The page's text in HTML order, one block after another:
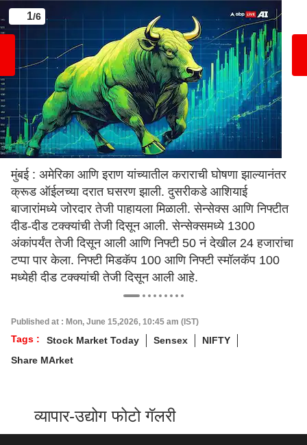
1/6
मुंबई : अमेरिका आणि इराण यांच्यातील कराराची घोषणा झाल्यानंतर
क्रूड ऑईलच्या दरात घसरण झाली. दुसरीकडे आशियाई
बाजारांमध्ये जोरदार तेजी पाहायला मिळाली. सेन्सेक्स आणि निफ्टीत
दीड-दीड टक्क्यांची तेजी दिसून आली. सेन्सेक्समध्ये 1300
अंकांपर्यंत तेजी दिसून आली आणि निफ्टी 50 नं देखील 24 हजारांचा
टप्पा पार केला. निफ्टी मिडकॅप 100 आणि निफ्टी स्मॉलकॅप 100
मध्येही दीड टक्क्यांची तेजी दिसून आली आहे.
Published at : Mon, June 15,2026, 10:45 am (IST)
Tags : Stock Market Today Sensex
NIFTY
Share MArket
व्यापार-उद्योग फोटो गॅलरी